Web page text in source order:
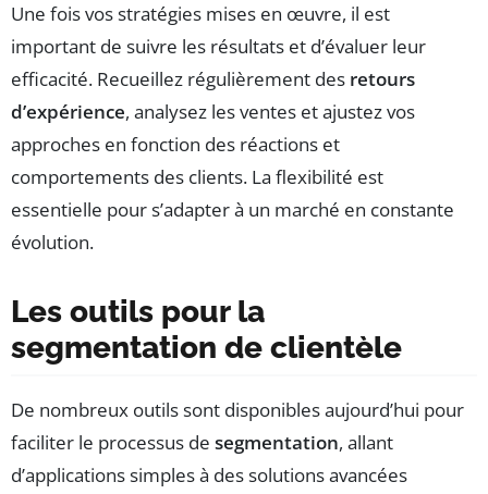
Une fois vos stratégies mises en œuvre, il est
important de suivre les résultats et d’évaluer leur
efficacité. Recueillez régulièrement des retours
d’expérience, analysez les ventes et ajustez vos
approches en fonction des réactions et
comportements des clients. La flexibilité est
essentielle pour s’adapter à un marché en constante
évolution.
Les outils pour la
segmentation de clientèle
De nombreux outils sont disponibles aujourd’hui pour
faciliter le processus de segmentation, allant
d’applications simples à des solutions avancées